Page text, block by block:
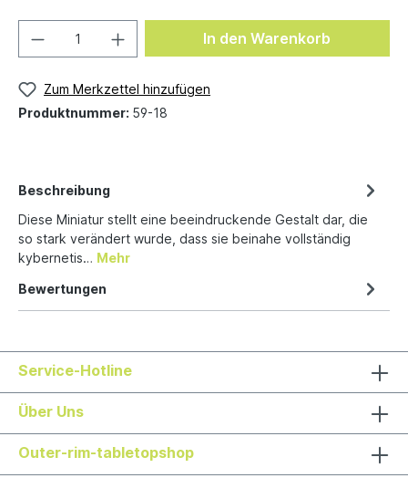
In den Warenkorb
Zum Merkzettel hinzufügen
Produktnummer: 59-18
Beschreibung
Diese Miniatur stellt eine beeindruckende Gestalt dar, die
so stark verändert wurde, dass sie beinahe vollständig
kybernetis… Mehr
Bewertungen
Service-Hotline
Über Uns
Outer-rim-tabletopshop